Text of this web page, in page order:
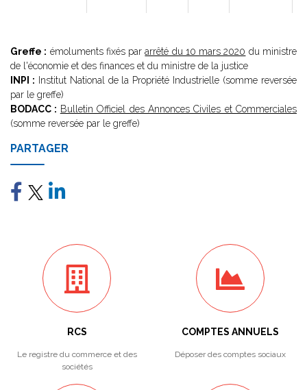
Greffe : émoluments fixés pararrêté du 10 mars 2020 du ministre
de l'économie et des finances et du ministre de la justice
INPI : Institut National de la Propriété Industrielle (somme reversée
par le greffe)
BODACC : Bulletin Officiel des Annonces Civiles et Commerciales
(somme reversée par le greffe)
PARTAGER
RCS
Le registre du commerce et des
sociétés
COMPTES ANNUELS
Déposer des comptes sociaux